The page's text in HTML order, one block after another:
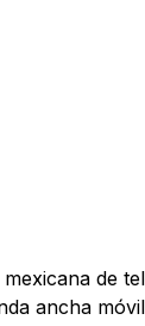
de
ancha